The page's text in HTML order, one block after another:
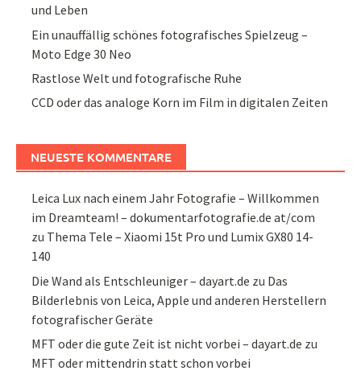
und Leben
Ein unauffällig schönes fotografisches Spielzeug –
Moto Edge 30 Neo
Rastlose Welt und fotografische Ruhe
CCD oder das analoge Korn im Film in digitalen Zeiten
NEUESTE KOMMENTARE
Leica Lux nach einem Jahr Fotografie – Willkommen
im Dreamteam! – dokumentarfotografie.de at/com
zu Thema Tele – Xiaomi 15t Pro und Lumix GX80 14-
140
Die Wand als Entschleuniger – dayart.de zu Das
Bilderlebnis von Leica, Apple und anderen Herstellern
fotografischer Geräte
MFT oder die gute Zeit ist nicht vorbei – dayart.de zu
MFT oder mittendrin statt schon vorbei